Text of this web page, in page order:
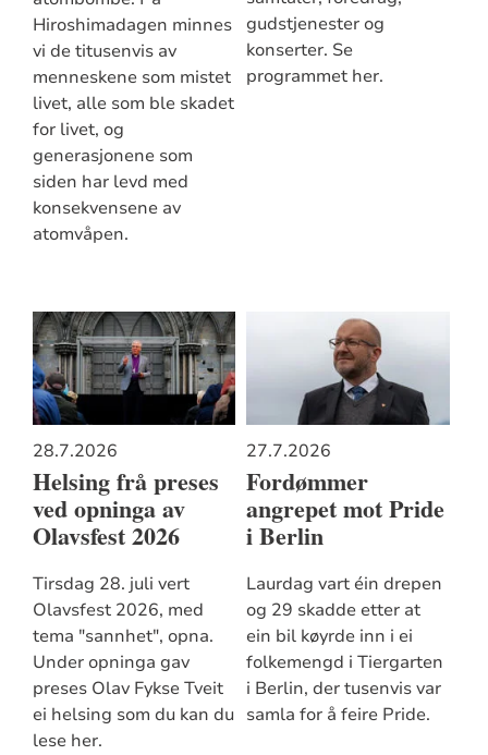
Hiroshimadagen minnes
vi de titusenvis av
menneskene som mistet
livet, alle som ble skadet
for livet, og
generasjonene som
siden har levd med
konsekvensene av
atomvåpen.
gudstjenester og
konserter. Se
programmet her.
28.7.2026
Helsing frå preses
ved opninga av
Olavsfest 2026
Tirsdag 28. juli vert
Olavsfest 2026, med
tema "sannhet", opna.
Under opninga gav
preses Olav Fykse Tveit
ei helsing som du kan du
lese her.
27.7.2026
Fordømmer
angrepet mot Pride
i Berlin
Laurdag vart éin drepen
og 29 skadde etter at
ein bil køyrde inn i ei
folkemengd i Tiergarten
i Berlin, der tusenvis var
samla for å feire Pride.